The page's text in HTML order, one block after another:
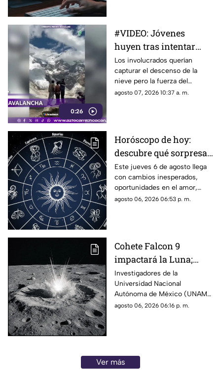
pueden comprometer sus
equipos y robar información
personal.
0:26
#VIDEO: Jóvenes
huyen tras intentar
grabar una potente
avalancha
Los involucrados querían
capturar el descenso de la
nieve pero la fuerza del
fenómeno los obligó a correr.
agosto 07, 2026 10:37 a. m.
Horóscopo de hoy:
descubre qué sorpresa
le espera a tu signo este
jueves 6 de agosto
Este jueves 6 de agosto llega
con cambios inesperados,
oportunidades en el amor,
avances laborales y decisiones
aprovechar la energía de la
jornada.
agosto 06, 2026 06:53 p. m.
Cohete Falcon 9
impactará la Luna;
UNAM descarta riesgos
para la Tierra
Investigadores de la
Universidad Nacional
Autónoma de México (UNAM)
informaron que la etapa
no representa ningún riesgo
para la población ni para el
agosto 06, 2026 06:16 p. m.
Ver más